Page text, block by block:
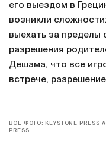
его выездом в
возникли
выехать за пределы
разрешения
Дешама, что все
встрече,
ВСЕ ФОТО: KEYSTONE PRESS
PRESS